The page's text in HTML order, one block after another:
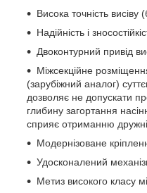
Висока точність висіву
Надійність і
Двоконтурний привід
Міжсекційне
(зарубіжний аналог)
дозволяє не допускати
глибину загортання
сприяє отриманню
Модернізоване
Удосконалений
Метиз високого класу